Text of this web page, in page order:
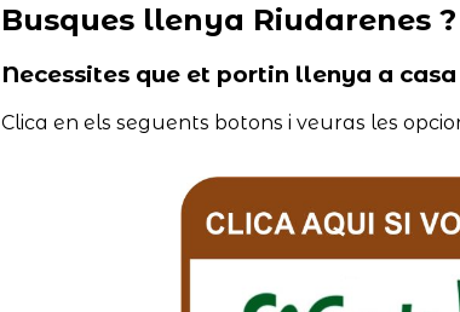
Busques llenya Riudarenes ?
Necessites que et portin llenya a casa
Clica en els seguents botons i veuras les